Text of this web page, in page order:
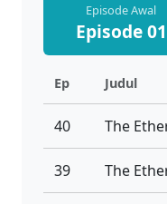
Episode Awal
Episode 01
Ep Judul
40
39